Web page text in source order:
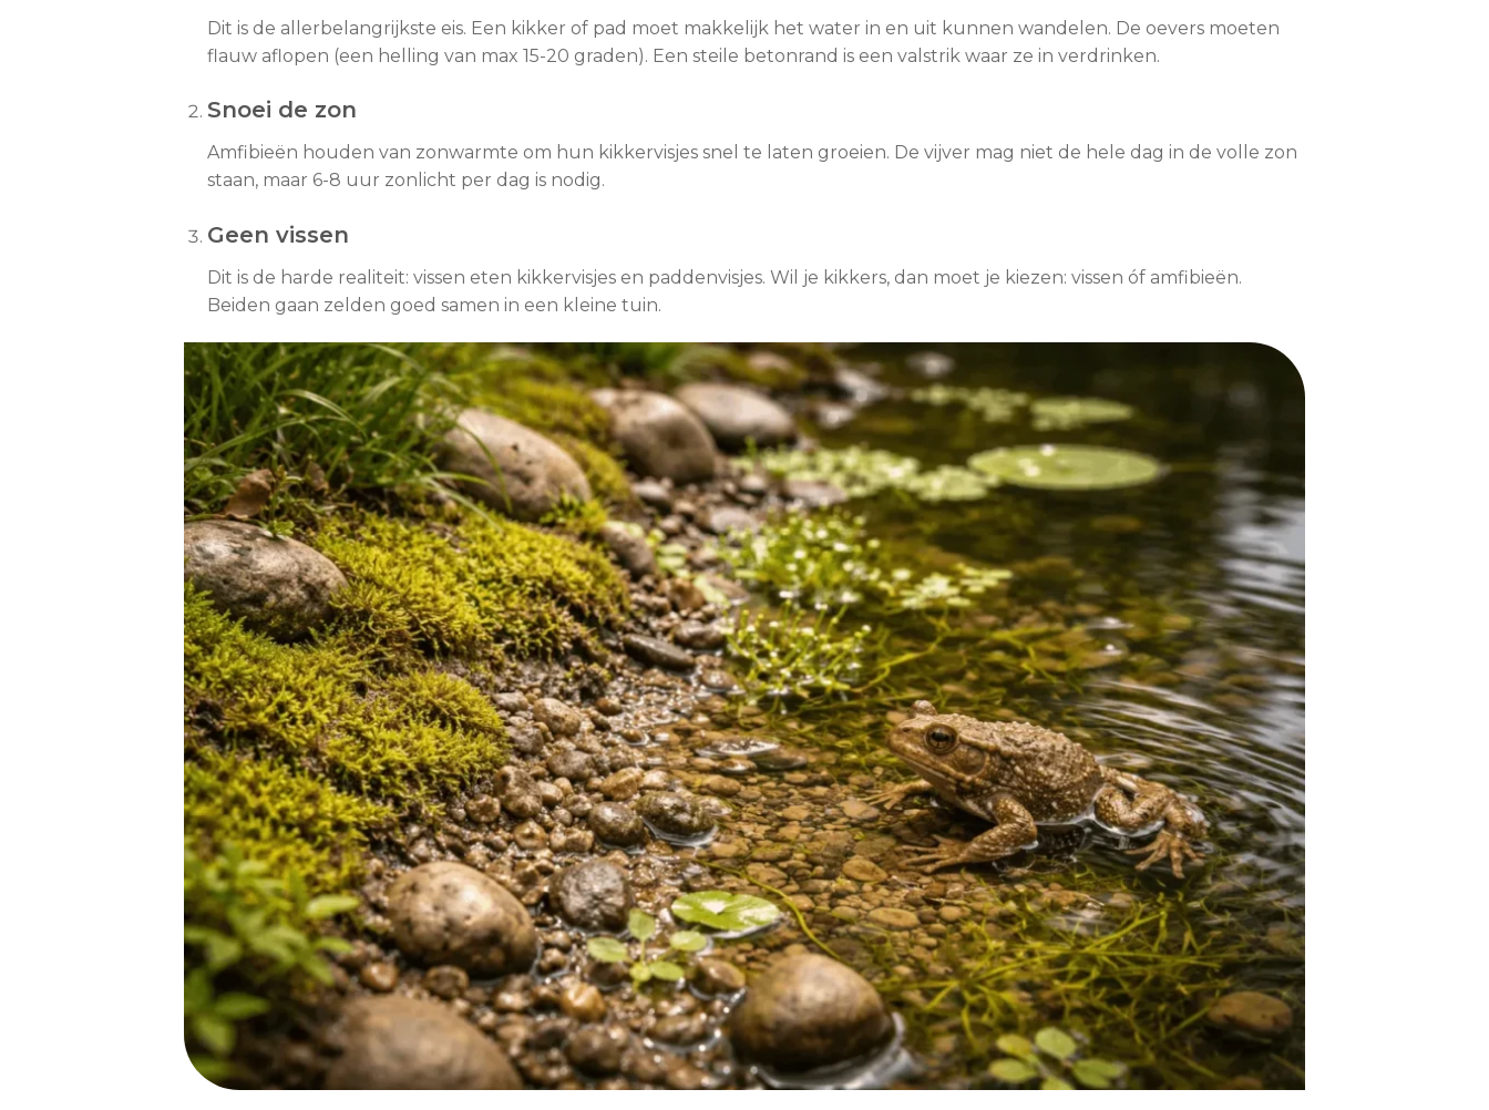
Dit is de allerbelangrijkste eis. Een kikker of pad moet makkelijk het water in en uit kunnen wandelen. De oevers moeten
flauw aflopen (een helling van max 15-20 graden). Een steile betonrand is een valstrik waar ze in verdrinken.
Snoei de zon
Amfibieën houden van zonwarmte om hun kikkervisjes snel te laten groeien. De vijver mag niet de hele dag in de volle zon
staan, maar 6-8 uur zonlicht per dag is nodig.
Geen vissen
Dit is de harde realiteit: vissen eten kikkervisjes en paddenvisjes. Wil je kikkers, dan moet je kiezen: vissen óf amfibieën.
Beiden gaan zelden goed samen in een kleine tuin.